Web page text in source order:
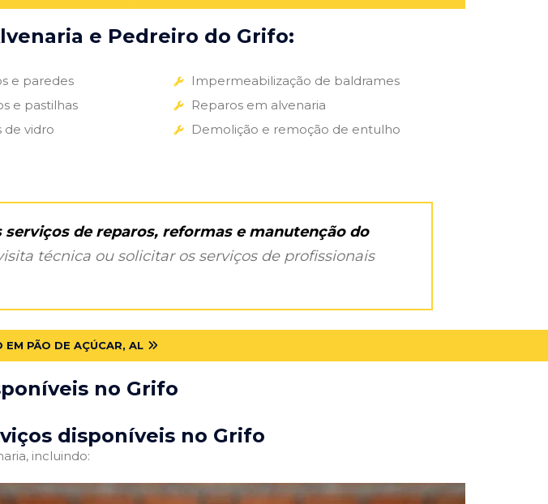
e Pedreiro do Grifo:
e paredes
e pastilhas
de vidro
Impermeabilização de baldrames
Reparos em alvenaria
Demolição e remoção de entulho
serviços de reparos, reformas e manutenção do
técnica ou solicitar os serviços de profissionais
EM PÃO DE AÇÚCAR, AL
no Grifo
disponíveis no Grifo
incluindo: